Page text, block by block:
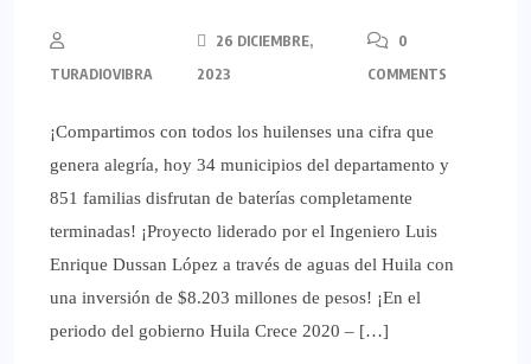
TURADIOVIBRA
26 DICIEMBRE,
2023
0
COMMENTS
¡Compartimos con todos los huilenses una cifra que
genera alegría, hoy 34 municipios del departamento y
851 familias disfrutan de baterías completamente
terminadas! ¡Proyecto liderado por el Ingeniero Luis
Enrique Dussan López a través de aguas del Huila con
una inversión de $8.203 millones de pesos! ¡En el
periodo del gobierno Huila Crece 2020 – […]